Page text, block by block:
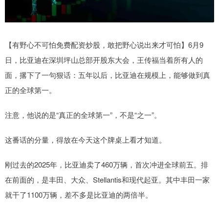
【有野心不可怕免费配资炒股，敢把野心说出来才可怕】6月9
日，比亚迪在深圳坪山总部开股东大会，王传福当着所有人的
面，撂下了一句狠话：五年以后，比亚迪在规模上，能够做到真
正的全球第一。
注意，他说的是“真正的全球第一”，不是“之一”。
这番话的分量，得放在今天这个牌桌上看才知道。
刚过去的2025年，比亚迪卖了460万辆，首次冲进全球前五。排
在前面的，是丰田、大众、Stellantis和现代起亚。其中丰田一家
就干了1100万辆，差不多是比亚迪的两倍半。